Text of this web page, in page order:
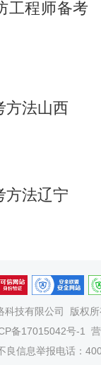
工程师备考
方法山西
方法辽宁
科技有限公司
版权
备17015042号-1
良信息举报电话：